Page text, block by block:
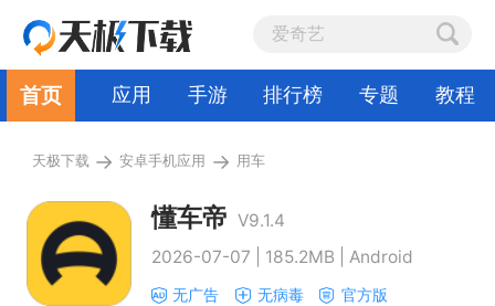
首页 应用 手游 排行榜 专题 教程
天极下载 → 安卓手机应用 → 用车
懂车帝 V9.1.4
2026-07-07 | 185.2MB | Android
无广告 无病毒 官方版